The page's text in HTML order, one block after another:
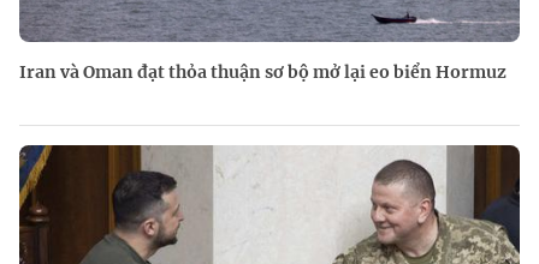
Iran và Oman đạt thỏa thuận sơ bộ mở lại eo biển Hormuz